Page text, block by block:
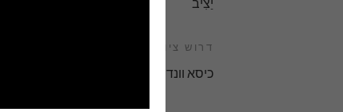
דרוש ציוד
כיסא וונדה